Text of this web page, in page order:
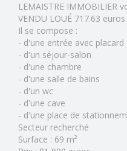
LEMAISTRE IMMOBILIER
VENDU LOUÉ 717.63
Il se compose :
- d'une entrée avec placard
- d'un séjour-salon
- d'une chambre
- d'une salle de bains
- d'un wc
- d'une cave
- d'une place de
Secteur recherché
Surface : 69 m²